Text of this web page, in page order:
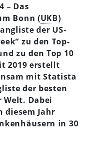
– Das
Bonn (UKB)
der US-
zu den Top-
zu den Top 10
2019 erstellt
mit Statista
der besten
Welt. Dabei
diesem Jahr
in 30